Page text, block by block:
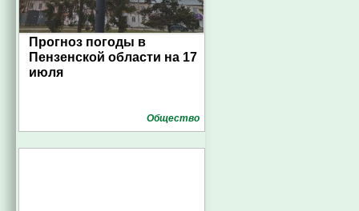
Прогноз погоды в
Пензенской области на 17
июля
Общество